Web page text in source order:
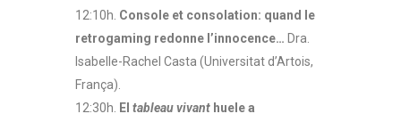
12:10h. Console et consolation: quand le
retrogaming redonne l’innocence… Dra.
Isabelle-Rachel Casta (Universitat d’Artois,
França).
12:30h. El tableau vivant huele a